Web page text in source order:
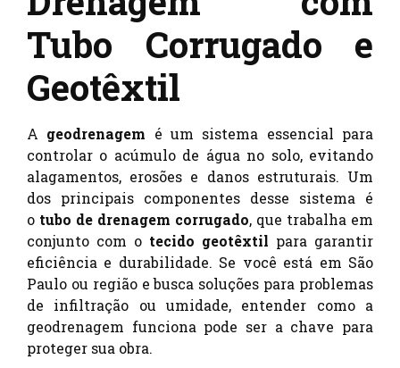
Tubo Corrugado e
Geotêxtil
A geodrenagem é um sistema essencial para
controlar o acúmulo de água no solo, evitando
alagamentos, erosões e danos estruturais. Um
dos principais componentes desse sistema é
o tubo de drenagem corrugado, que trabalha em
conjunto com o tecido geotêxtil para garantir
eficiência e durabilidade. Se você está em São
Paulo ou região e busca soluções para problemas
de infiltração ou umidade, entender como a
geodrenagem funciona pode ser a chave para
proteger sua obra.